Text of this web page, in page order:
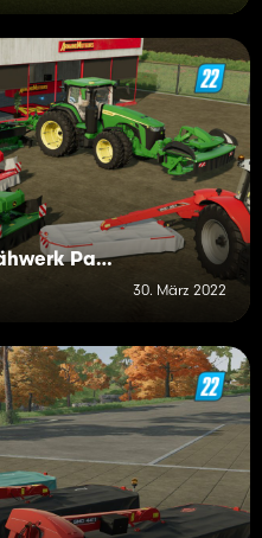
Kuhn Und John Deere Mähwerk Packet
30. März 2022